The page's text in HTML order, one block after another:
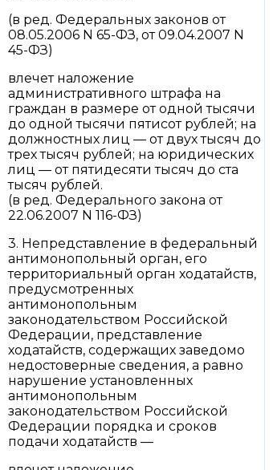
(в ред. Федеральных законов от
08.05.2006 N 65-ФЗ, от 09.04.2007 N
45-ФЗ)
влечет наложение
административного штрафа на
граждан в размере от одной тысячи
до одной тысячи пятисот рублей; на
должностных лиц — от двух тысяч до
трех тысяч рублей; на юридических
лиц — от пятидесяти тысяч до ста
тысяч рублей.
(в ред. Федерального закона от
22.06.2007 N 116-ФЗ)
3. Непредставление в федеральный
антимонопольный орган, его
территориальный орган ходатайств,
предусмотренных
антимонопольным
законодательством Российской
Федерации, представление
ходатайств, содержащих заведомо
недостоверные сведения, а равно
нарушение установленных
антимонопольным
законодательством Российской
Федерации порядка и сроков
подачи ходатайств —